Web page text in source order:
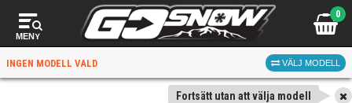
MENY
0
INGEN MODELL VALD VÄLJ MODELL
Fortsätt utan att välja modell